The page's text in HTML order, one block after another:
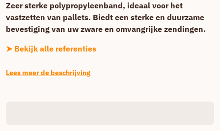
Zeer sterke polypropyleenband, ideaal voor het
vastzetten van pallets. Biedt een sterke en duurzame
bevestiging van uw zware en omvangrijke zendingen.
➤ Bekijk alle referenties
Lees meer de beschrijving